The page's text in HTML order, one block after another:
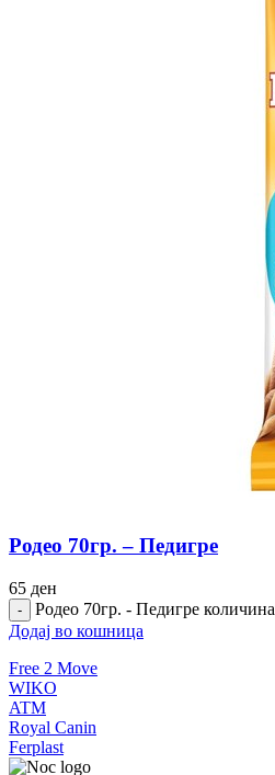
Родео 70гр. – Педигре
65 ден
Родео 70гр. - Педигре количина
Додај во кошница
Free 2 Move
WIKO
ATM
Royal Canin
Ferplast